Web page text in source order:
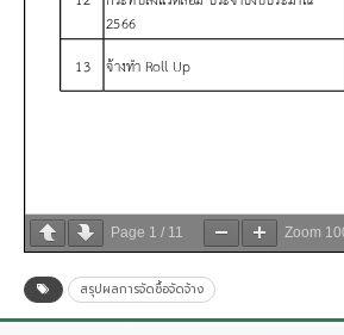
Page 1 / 11 Zoom
สรุปผลการจัดซื้อจัดจ้าง